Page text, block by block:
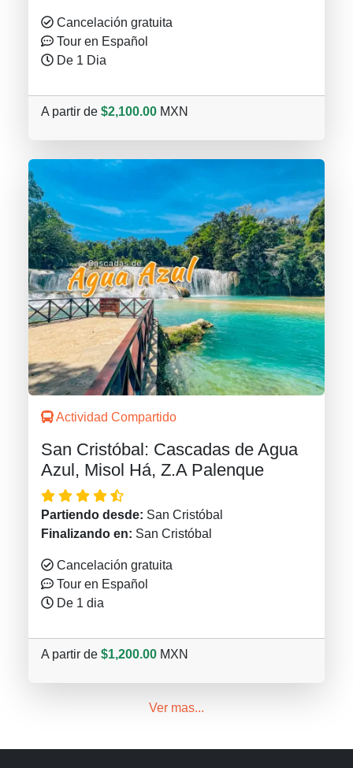
Cancelación gratuita
Tour en Español
De 1 Dia
A partir de $2,100.00 MXN
Actividad Compartido
San Cristóbal: Cascadas de Agua
Azul, Misol Há, Z.A Palenque
Partiendo desde: San Cristóbal
Finalizando en: San Cristóbal
Cancelación gratuita
Tour en Español
De 1 dia
A partir de $1,200.00 MXN
Ver mas...